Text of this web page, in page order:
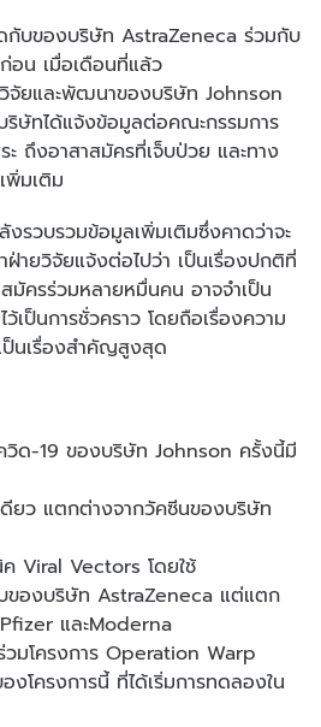
กับของบริษัท AstraZeneca ร่วมกับ
อน เมื่อเดือนที่แล้ว
จัยและพัฒนาของบริษัท Johnson
ษัทได้แจ้งข้อมูลต่อคณะกรรมการ
ถึงอาสาสมัครที่เจ็บป่วย และทาง
พิ่มเติม
รวบรวมข้อมูลเพิ่มเติมซึ่งคาดว่าจะ
ายวิจัยแจ้งต่อไปว่า เป็นเรื่องปกติที่
มัครร่วมหลายหมื่นคน อาจจำเป็น
เป็นการชั่วคราว โดยถือเรื่องความ
นเรื่องสำคัญสูงสุด
วิด-19 ของบริษัท Johnson ครั้งนี้มี
ดียว แตกต่างจากวัคซีนของบริษัท
Viral Vectors โดยใช้
ของบริษัท AstraZeneca แต่แตก
และModerna
วมโครงการ Operation Warp
โครงการนี้ ที่ได้เริ่มการทดลองใน